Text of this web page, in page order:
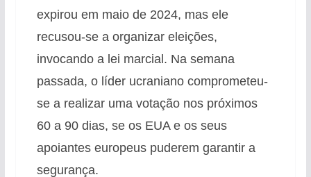
expirou em maio de 2024, mas ele
recusou-se a organizar eleições,
invocando a lei marcial. Na semana
passada, o líder ucraniano comprometeu-
se a realizar uma votação nos próximos
60 a 90 dias, se os EUA e os seus
apoiantes europeus puderem garantir a
segurança.